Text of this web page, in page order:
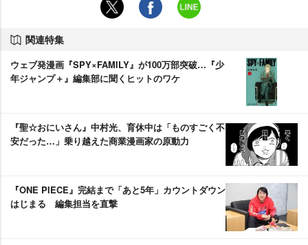
関連特集
ウェブ発漫画『SPY×FAMILY』が100万部突破…『少
年ジャンプ＋』編集部に聞くヒットのワケ
『聖☆おにいさん』中村光、育休中は「ものすごく不
安だった…」乗り越えた商業漫画家の原動力
『ONE PIECE』完結まで「あと5年」カウントダウン
はじまる 編集担当を直撃